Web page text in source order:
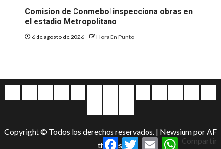
Comision de Conmebol inspecciona obras en
el estadio Metropolitano
6 de agosto de 2026 Hora En Punto
Entretenimiento
Copyright © Todos los derechos reservados. | Newsiumpor AF
themes.FacebookTwitterEmail WhatsApp
Compartir